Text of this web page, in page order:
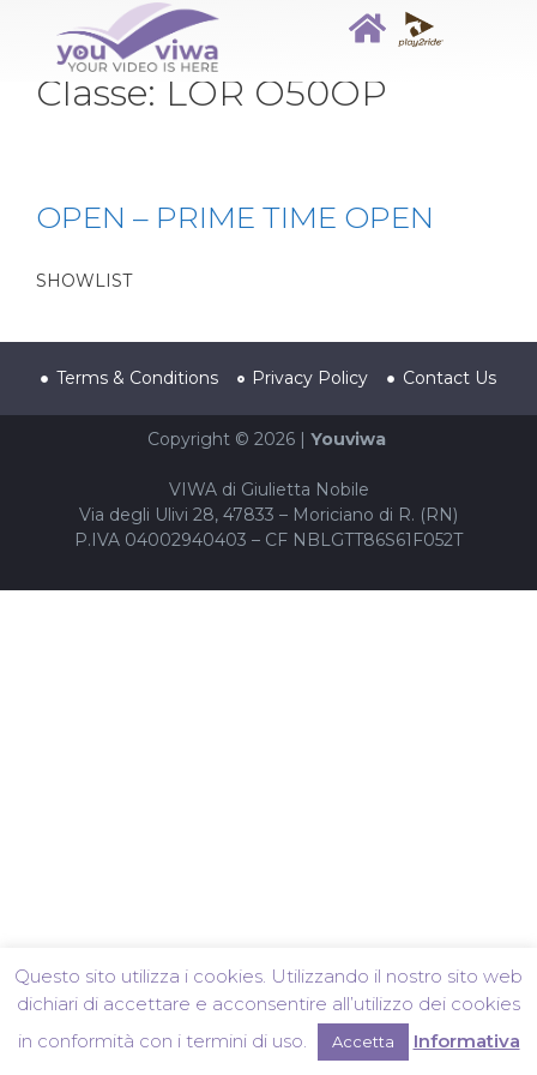
Classe: LOR O50OP
OPEN – PRIME TIME OPEN
SHOWLIST
Terms & Conditions Privacy Policy Contact Us
Copyright © 2026 | Youviwa
VIWA di Giulietta Nobile
Via degli Ulivi 28, 47833 – Moriciano di R. (RN)
P.IVA 04002940403 – CF NBLGTT86S61F052T
Questo sito utilizza i cookies. Utilizzando il nostro sito web
dichiari di accettare e acconsentire all’utilizzo dei cookies
in conformità con i termini di uso.
Accetta Informativa